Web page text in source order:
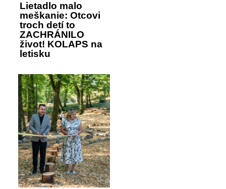
Lietadlo malo
meškanie: Otcovi
troch detí to
ZACHRÁNILO
život! KOLAPS na
letisku